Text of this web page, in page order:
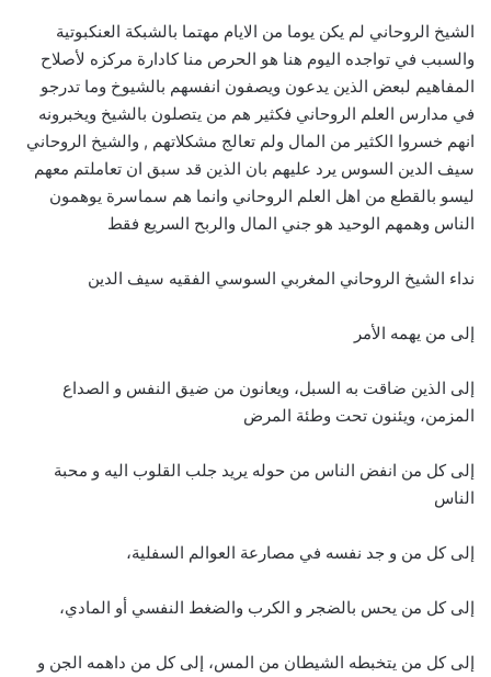
الشيخ الروحاني لم يكن يوما من الايام مهتما بالشبكة العنكبوتية
والسبب في تواجده اليوم هنا هو الحرص منا كادارة مركزه لأصلاح
المفاهيم لبعض الذين يدعون ويصفون انفسهم بالشيوخ وما تدرجو
في مدارس العلم الروحاني فكثير هم من يتصلون بالشيخ ويخبرونه
انهم خسروا الكثير من المال ولم تعالج مشكلاتهم , والشيخ الروحاني
سيف الدين السوس يرد عليهم بان الذين قد سبق ان تعاملتم معهم
ليسو بالقطع من اهل العلم الروحاني وانما هم سماسرة يوهمون
الناس وهمهم الوحيد هو جني المال والربح السريع فقط
نداء الشيخ الروحاني المغربي السوسي الفقيه سيف الدين
إلى من يهمه الأمر
إلى الذين ضاقت به السبل، ويعانون من ضيق النفس و الصداع
المزمن، ويئنون تحت وطئة المرض
إلى كل من انفض الناس من حوله يريد جلب القلوب اليه و محبة
الناس
إلى كل من و جد نفسه في مصارعة العوالم السفلية،
إلى كل من يحس بالضجر و الكرب والضغط النفسي أو المادي،
إلى كل من يتخبطه الشيطان من المس، إلى كل من داهمه الجن و